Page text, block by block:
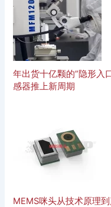
年出货十亿颗的”隐形入
感器推上新周期
MEMS咪头从技术原理